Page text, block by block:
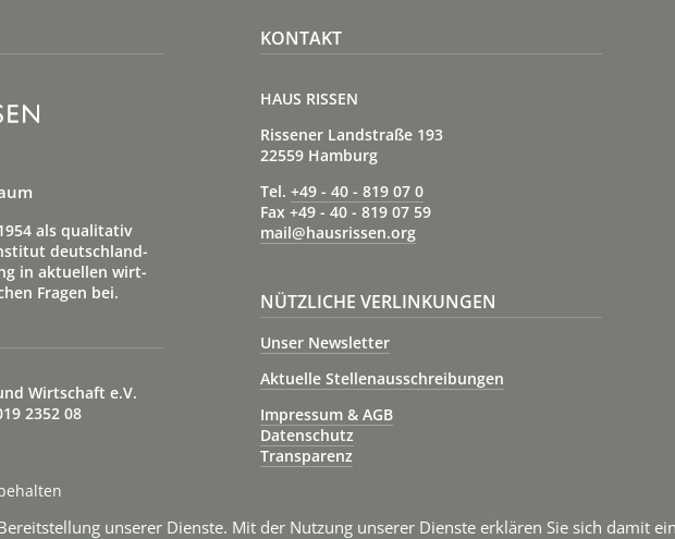
als qualitativ
deutsch­land­
in aktuellen wirt­
Fragen bei.
Wirtschaft e.V.
2352 08
KONTAKT
HAUS RISSEN
Rissener Landstraße 193
22559 Hamburg
Tel.+49 - 40 - 819 07 0
Fax +49 - 40 - 819 07 59
mail@hausrissen.org
NÜTZLICHE VERLINKUNGEN
Unser Newsletter
Aktuelle Stellenausschreibungen
Impressum & AGB
Datenschutz
Transparenz
unserer Dienste. Mit der Nutzung unserer Dienste erklären Sie sich damit